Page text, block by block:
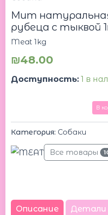
Мит
рубеца с тыквой
Meat 1kg
₪48.00
Доступность: 1 в
еда
В
Категория: Собаки
Все товары
Описание Детали